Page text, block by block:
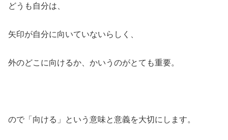
どうも自分は、
矢印が自分に向いていないらしく、
外のどこに向けるか、かいうのがとても重要。
ので「向ける」という意味と意義を大切にします。